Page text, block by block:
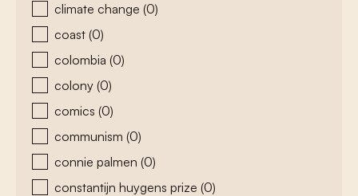
climate change (0)
coast (0)
colombia (0)
colony (0)
comics (0)
communism (0)
connie palmen (0)
constantijn huygens prize (0)